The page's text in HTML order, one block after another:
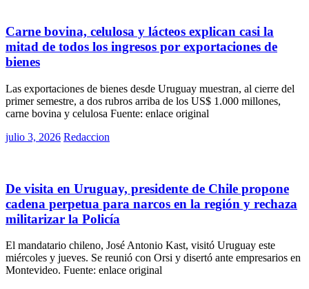
Carne bovina, celulosa y lácteos explican casi la
mitad de todos los ingresos por exportaciones de
bienes
Las exportaciones de bienes desde Uruguay muestran, al cierre del
primer semestre, a dos rubros arriba de los US$ 1.000 millones,
carne bovina y celulosa Fuente: enlace original
Posted
julio 3, 2026 Redaccion
De visita en Uruguay, presidente de Chile propone
cadena perpetua para narcos en la región y rechaza
militarizar la Policía
El mandatario chileno, José Antonio Kast, visitó Uruguay este
miércoles y jueves. Se reunió con Orsi y disertó ante empresarios en
Montevideo. Fuente: enlace original